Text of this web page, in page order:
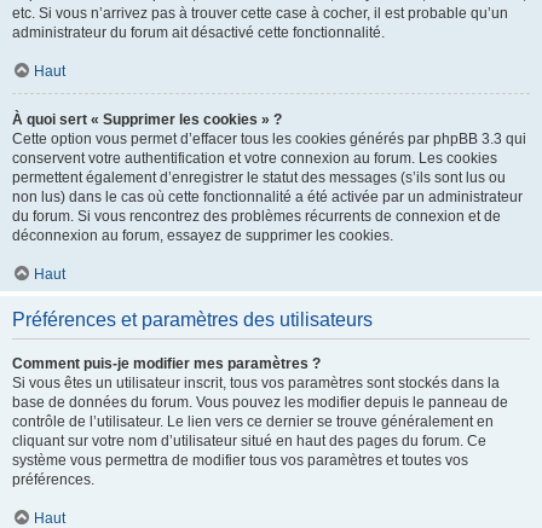
etc. Si vous n’arrivez pas à trouver cette case à cocher, il est probable qu’un
administrateur du forum ait désactivé cette fonctionnalité.
Haut
À quoi sert « Supprimer les cookies » ?
Cette option vous permet d’effacer tous les cookies générés par phpBB 3.3 qui
conservent votre authentification et votre connexion au forum. Les cookies
permettent également d’enregistrer le statut des messages (s’ils sont lus ou
non lus) dans le cas où cette fonctionnalité a été activée par un administrateur
du forum. Si vous rencontrez des problèmes récurrents de connexion et de
déconnexion au forum, essayez de supprimer les cookies.
Haut
Préférences et paramètres des utilisateurs
Comment puis-je modifier mes paramètres ?
Si vous êtes un utilisateur inscrit, tous vos paramètres sont stockés dans la
base de données du forum. Vous pouvez les modifier depuis le panneau de
contrôle de l’utilisateur. Le lien vers ce dernier se trouve généralement en
cliquant sur votre nom d’utilisateur situé en haut des pages du forum. Ce
système vous permettra de modifier tous vos paramètres et toutes vos
préférences.
Haut